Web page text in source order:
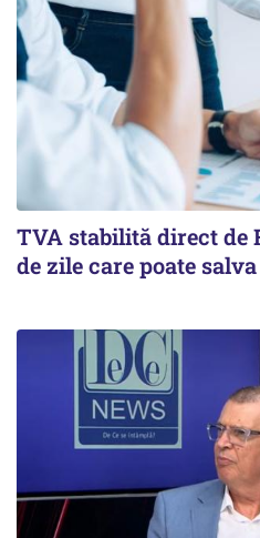
TVA stabilită direct de
de zile care poate